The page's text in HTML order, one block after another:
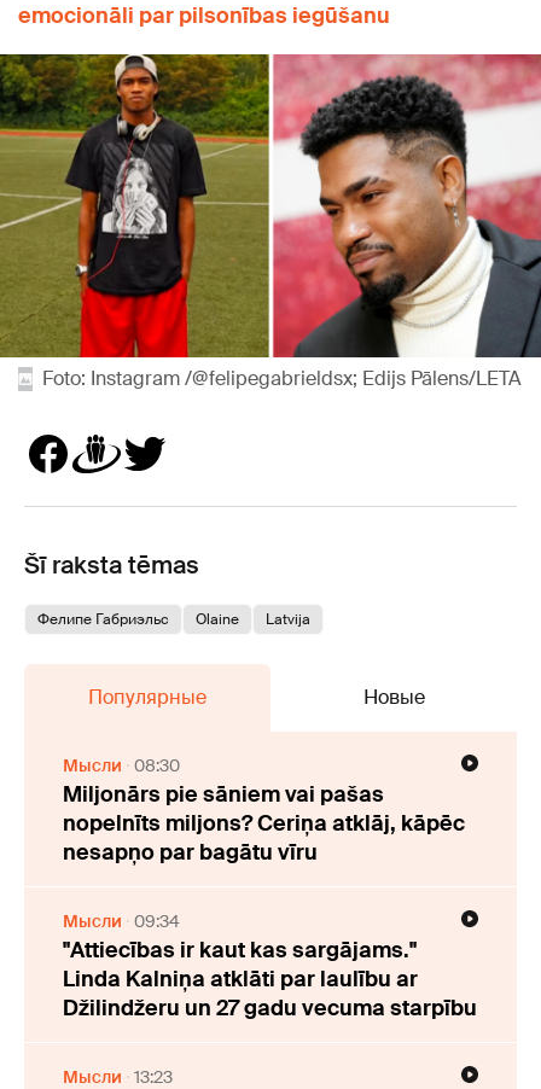
emocionāli par pilsonības iegūšanu
Foto: Instagram /@felipegabrieldsx; Edijs Pālens/LETA
Šī raksta tēmas
Фелипе Габриэльс Olaine Latvija
Популярные Новые
Мысли 08:30
Miljonārs pie sāniem vai pašas
nopelnīts miljons? Ceriņa atklāj, kāpēc
nesapņo par bagātu vīru
Мысли 09:34
"Attiecības ir kaut kas sargājams."
Linda Kalniņa atklāti par laulību ar
Džilindžeru un 27 gadu vecuma starpību
Мысли 13:23